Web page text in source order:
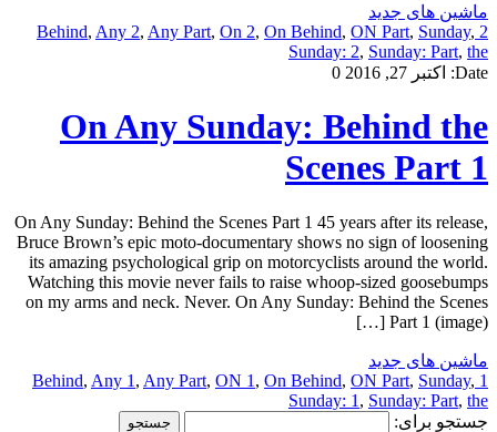
ماشین های جدید
2 Behind
, Any 2, Any Part, On 2, On Behind, ON Part, Sunday,
Sunday: 2, Sunday: Part, the
Date:
اکتبر 27, 2016 0
On Any Sunday: Behind the
Scenes Part 1
On Any Sunday: Behind the Scenes Part 1 45 years after its release,
Bruce Brown’s epic moto-documentary shows no sign of loosening
its amazing psychological grip on motorcyclists around the world.
Watching this movie never fails to raise whoop-sized goosebumps
on my arms and neck. Never. On Any Sunday: Behind the Scenes
Part 1 (image) […]
ماشین های جدید
1 Behind
, Any 1 , Any Part, ON 1 , On Behind, ON Part, Sunday,
Sunday: 1 , Sunday: Part, the
جستجو برای: